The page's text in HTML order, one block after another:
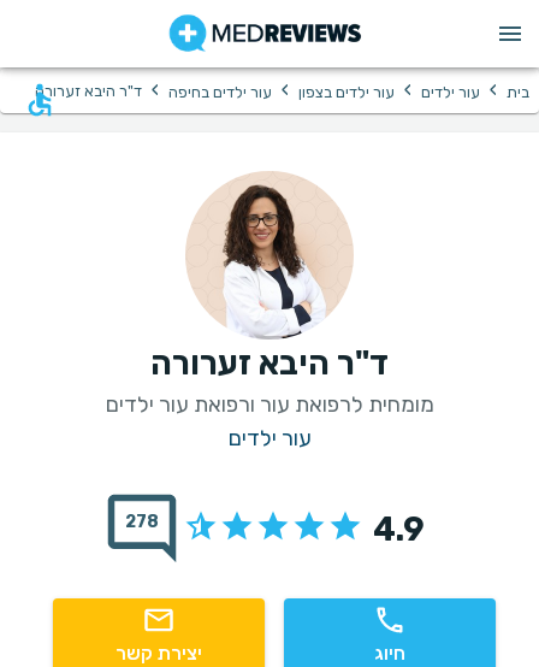
בית › עור ילדים › עור ילדים בצפון › עור ילדים בחיפה › ד"ר היבא זערורה
ד"ר היבא זערורה
מומחית לרפואת עור ורפואת עור ילדים
עור ילדים
4.9
278
חיוג יצירת קשר